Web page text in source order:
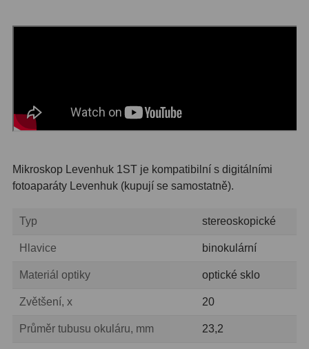
Mikroskop Levenhuk 1ST je kompatibilní s digitálními
fotoaparáty Levenhuk (kupují se samostatně).
Typ stereoskopické
Hlavice binokulární
Materiál optiky optické sklo
Zvětšení, x 20
Průměr tubusu okuláru, mm 23,2